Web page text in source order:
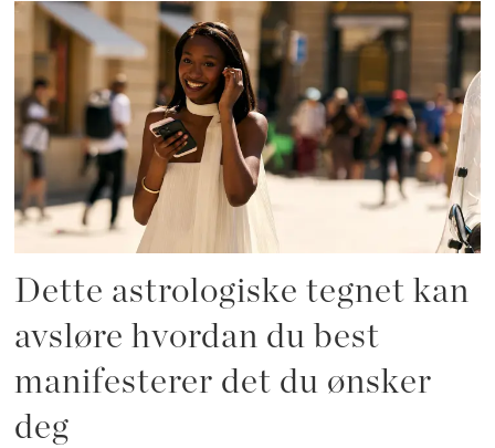
Dette astrologiske tegnet kan
avsløre hvordan du best
manifesterer det du ønsker
deg